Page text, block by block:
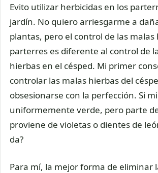
Evito utilizar herbicidas en los
jardín. No quiero arriesgarme a
plantas, pero el control de las malas
parterres es diferente al control de
hierbas en el césped. Mi primer
controlar las malas hierbas del
obsesionarse con la perfección. Si
uniformemente verde, pero parte
proviene de violetas o dientes de
da?
Para mí, la mejor forma de eliminar